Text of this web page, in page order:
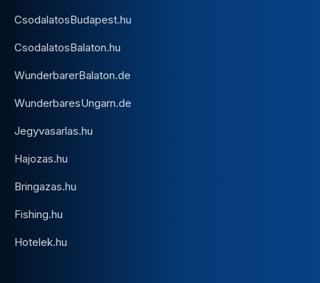
CsodalatosBudapest.hu
CsodalatosBalaton.hu
WunderbarerBalaton.de
WunderbaresUngarn.de
Jegyvasarlas.hu
Hajozas.hu
Bringazas.hu
Fishing.hu
Hotelek.hu